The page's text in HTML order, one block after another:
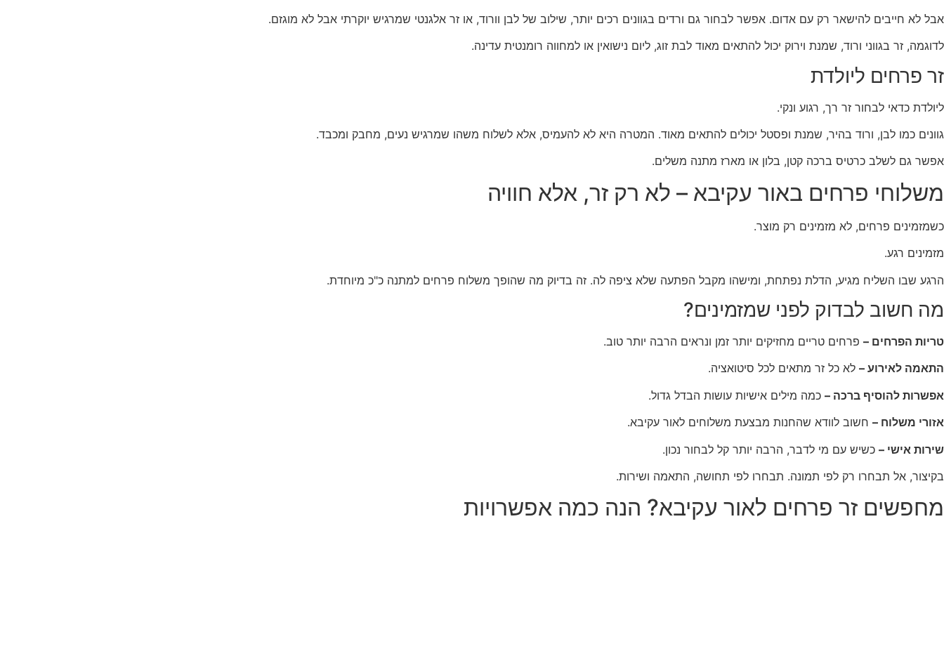
אבל לא חייבים להישאר רק עם אדום. אפשר לבחור גם ורדים בגוונים רכים יותר, שילוב של לבן וורוד, או זר אלגנטי שמרגיש יוקרתי אבל לא מוגזם.
לדוגמה, זר בגווני ורוד, שמנת וירוק יכול להתאים מאוד לבת זוג, ליום נישואין או למחווה רומנטית עדינה.
זר פרחים ליולדת
ליולדת כדאי לבחור זר רך, רגוע ונקי.
גוונים כמו לבן, ורוד בהיר, שמנת ופסטל יכולים להתאים מאוד. המטרה היא לא להעמיס, אלא לשלוח משהו שמרגיש נעים, מחבק ומכבד.
אפשר גם לשלב כרטיס ברכה קטן, בלון או מארז מתנה משלים.
משלוחי פרחים באור עקיבא – לא רק זר, אלא חוויה
כשמזמינים פרחים, לא מזמינים רק מוצר.
מזמינים רגע.
הרגע שבו השליח מגיע, הדלת נפתחת, ומישהו מקבל הפתעה שלא ציפה לה. זה בדיוק מה שהופך משלוח פרחים למתנה כ"כ מיוחדת.
מה חשוב לבדוק לפני שמזמינים?
טריות הפרחים – פרחים טריים מחזיקים יותר זמן ונראים הרבה יותר טוב.
התאמה לאירוע – לא כל זר מתאים לכל סיטואציה.
אפשרות להוסיף ברכה – כמה מילים אישיות עושות הבדל גדול.
אזורי משלוח – חשוב לוודא שהחנות מבצעת משלוחים לאור עקיבא.
שירות אישי – כשיש עם מי לדבר, הרבה יותר קל לבחור נכון.
בקיצור, אל תבחרו רק לפי תמונה. תבחרו לפי תחושה, התאמה ושירות.
מחפשים זר פרחים לאור עקיבא? הנה כמה אפשרויות